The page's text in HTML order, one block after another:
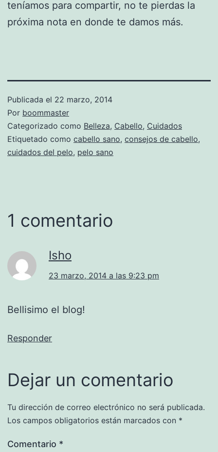
teníamos para compartir, no te pierdas la
próxima nota en donde te damos más.
Publicada el 22 marzo, 2014
Por boommaster
Categorizado como Belleza, Cabello, Cuidados
Etiquetado como cabello sano, consejos de cabello,
cuidados del pelo, pelo sano
1 comentario
Isho
23 marzo, 2014 a las 9:23 pm
Bellisimo el blog!
Responder
Dejar un comentario
Tu dirección de correo electrónico no será publicada.
Los campos obligatorios están marcados con *
Comentario *